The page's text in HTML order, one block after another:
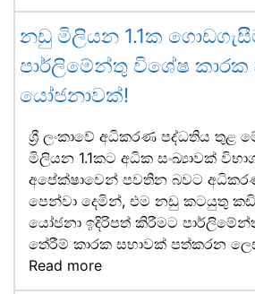
නඩු මිලියන 1.1ක
පාර්ලිමේන්තු විශේෂ කාරක
යෝජනාවක්!
ශ්‍රී ලංකාවේ අධිකරණ පද්ධතිය තුළ
මිලියන 1.1කට අධික සංඛ්‍යාවක්
අපේක්ෂාවෙන් පවතින බවට අධිකරණ
පෙන්වා දෙමින්, එම නඩු කටයුතු
යෝජනා ඉදිරිපත් කිරීමට
තේරීම් කාරක සභාවක් පත්කරන
Read more